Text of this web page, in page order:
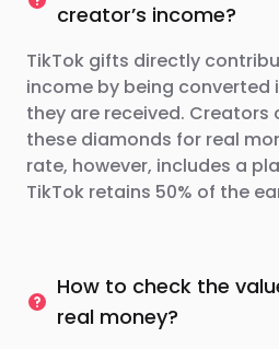
creator’s income?
TikTok gifts directly
income by being
they are received. Creators
these diamonds for real
rate, however, includes a
TikTok retains 50% of the
How to check the
real money?